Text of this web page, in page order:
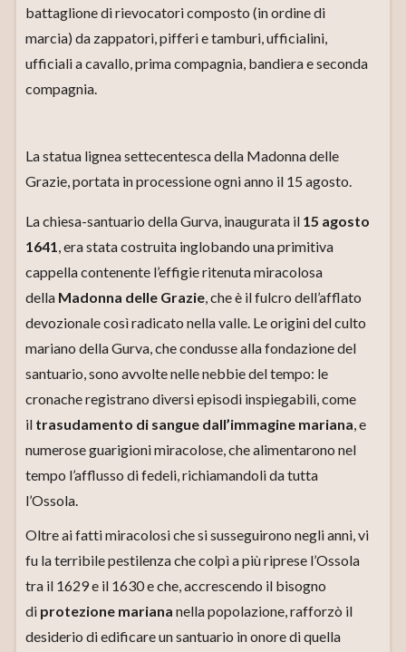
battaglione di rievocatori composto (in ordine di
marcia) da zappatori, pifferi e tamburi, ufficialini,
ufficiali a cavallo, prima compagnia, bandiera e seconda
compagnia.
La statua lignea settecentesca della Madonna delle
Grazie, portata in processione ogni anno il 15 agosto.
La chiesa-santuario della Gurva, inaugurata il 15 agosto
1641, era stata costruita inglobando una primitiva
cappella contenente l’effigie ritenuta miracolosa
della Madonna delle Grazie, che è il fulcro dell’afflato
devozionale così radicato nella valle. Le origini del culto
mariano della Gurva, che condusse alla fondazione del
santuario, sono avvolte nelle nebbie del tempo: le
cronache registrano diversi episodi inspiegabili, come
il trasudamento di sangue dall’immagine mariana, e
numerose guarigioni miracolose, che alimentarono nel
tempo l’afflusso di fedeli, richiamandoli da tutta
l’Ossola.
Oltre ai fatti miracolosi che si susseguirono negli anni, vi
fu la terribile pestilenza che colpì a più riprese l’Ossola
tra il 1629 e il 1630 e che, accrescendo il bisogno
di protezione mariana nella popolazione, rafforzò il
desiderio di edificare un santuario in onore di quella